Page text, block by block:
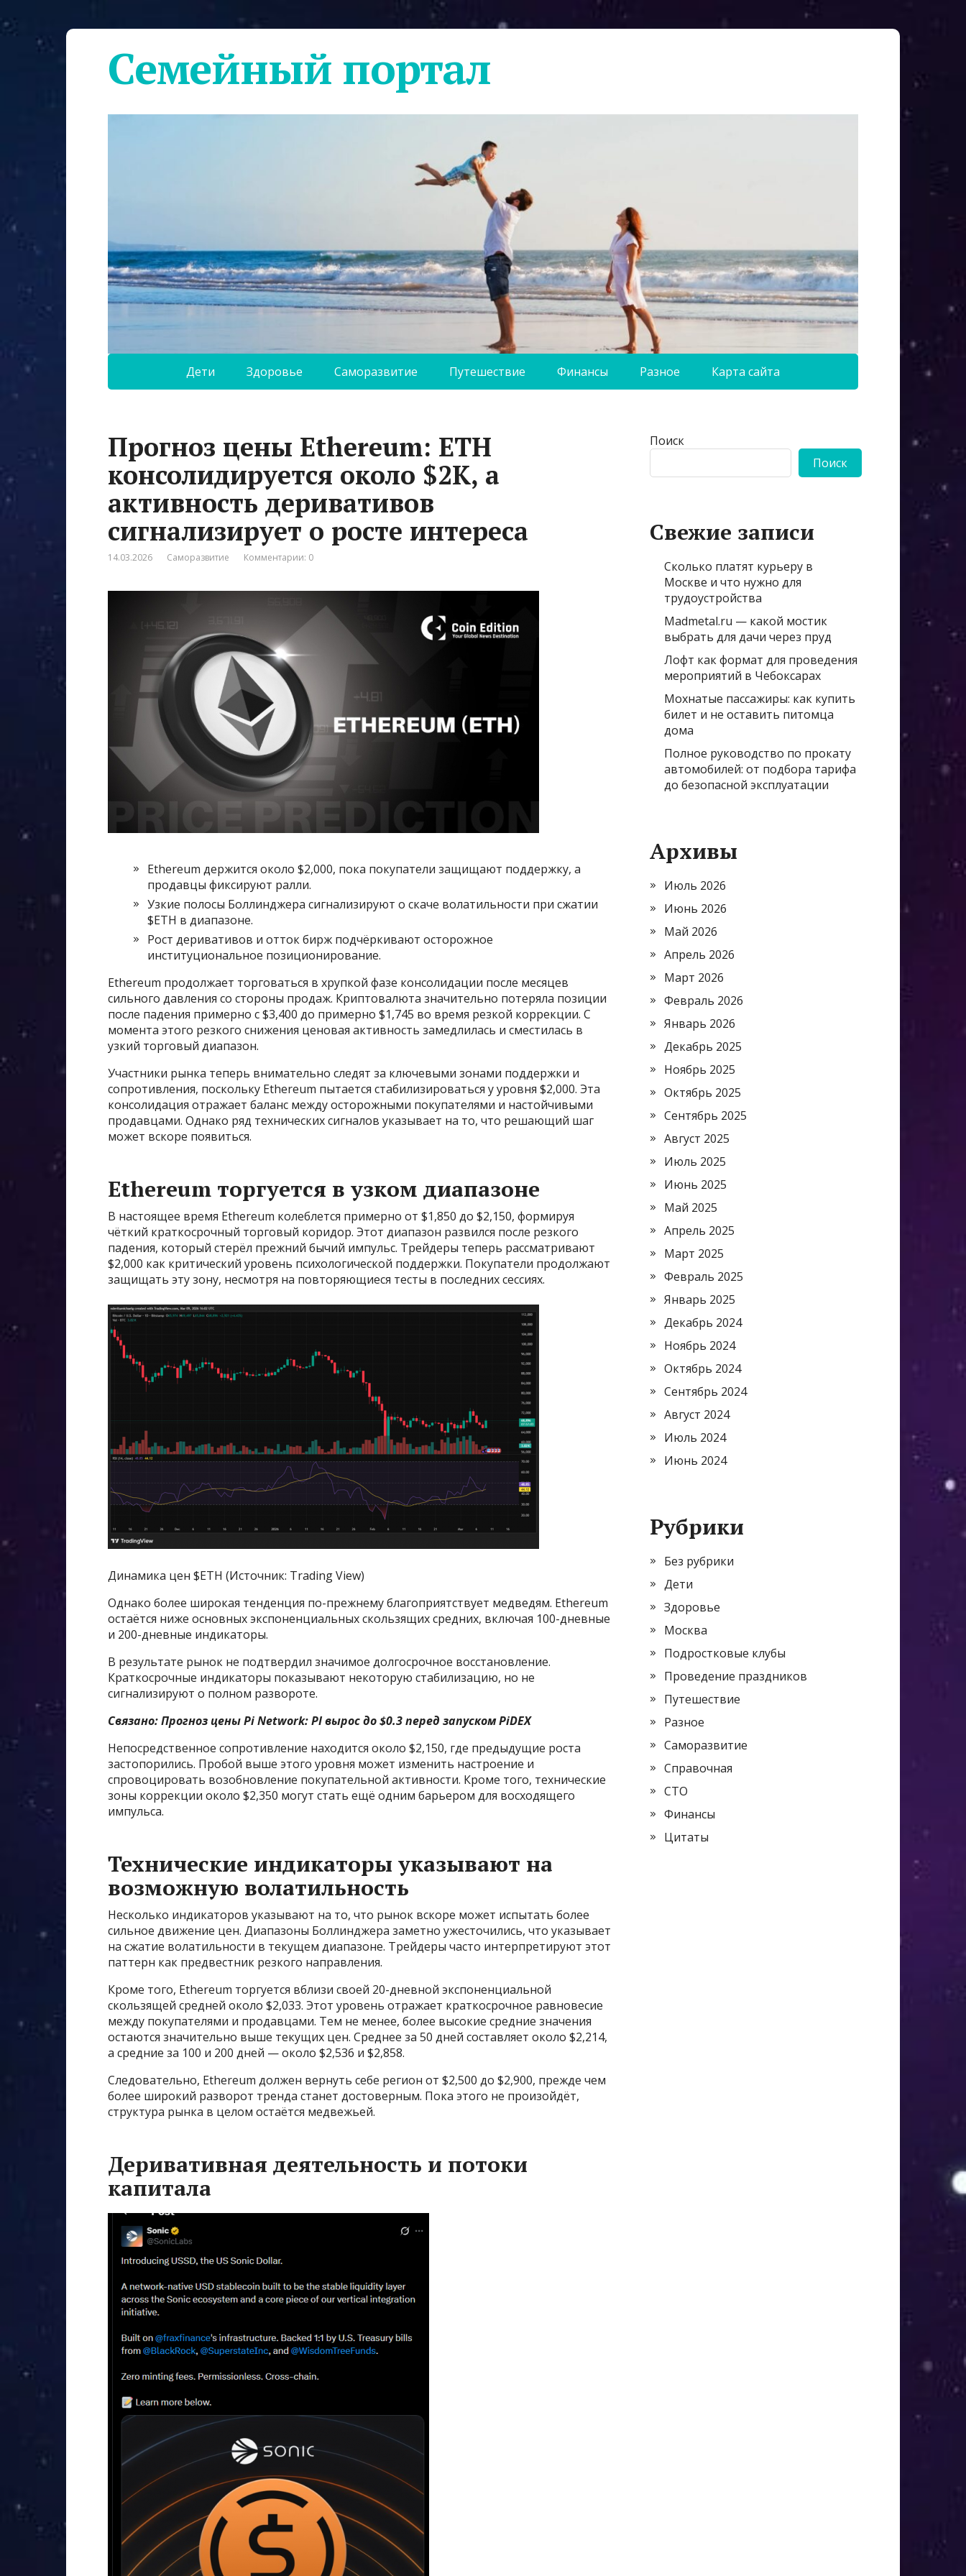
Семейный портал
Дети Здоровье Саморазвитие Путешествие Финансы Разное Карта сайта
Прогноз цены Ethereum: ETH
консолидируется около $2K, а
активность деривативов
сигнализирует о росте интереса
14.03.2026 Саморазвитие Комментарии: 0
Ethereum держится около $2,000, пока покупатели защищают поддержку, а
продавцы фиксируют ралли.
Узкие полосы Боллинджера сигнализируют о скаче волатильности при сжатии
$ETH в диапазоне.
Рост деривативов и отток бирж подчёркивают осторожное
институциональное позиционирование.
Ethereum продолжает торговаться в хрупкой фазе консолидации после месяцев
сильного давления со стороны продаж. Криптовалюта значительно потеряла позиции
после падения примерно с $3,400 до примерно $1,745 во время резкой коррекции. С
момента этого резкого снижения ценовая активность замедлилась и сместилась в
узкий торговый диапазон.
Участники рынка теперь внимательно следят за ключевыми зонами поддержки и
сопротивления, поскольку Ethereum пытается стабилизироваться у уровня $2,000. Эта
консолидация отражает баланс между осторожными покупателями и настойчивыми
продавцами. Однако ряд технических сигналов указывает на то, что решающий шаг
может вскоре появиться.
Ethereum торгуется в узком диапазоне
В настоящее время Ethereum колеблется примерно от $1,850 до $2,150, формируя
чёткий краткосрочный торговый коридор. Этот диапазон развился после резкого
падения, который стерёл прежний бычий импульс. Трейдеры теперь рассматривают
$2,000 как критический уровень психологической поддержки. Покупатели продолжают
защищать эту зону, несмотря на повторяющиеся тесты в последних сессиях.
Динамика цен $ETH (Источник: Trading View)
Однако более широкая тенденция по-прежнему благоприятствует медведям. Ethereum
остаётся ниже основных экспоненциальных скользящих средних, включая 100-дневные
и 200-дневные индикаторы.
В результате рынок не подтвердил значимое долгосрочное восстановление.
Краткосрочные индикаторы показывают некоторую стабилизацию, но не
сигнализируют о полном развороте.
Связано: Прогноз цены Pi Network: PI вырос до $0.3 перед запуском PiDEX
Непосредственное сопротивление находится около $2,150, где предыдущие роста
застопорились. Пробой выше этого уровня может изменить настроение и
спровоцировать возобновление покупательной активности. Кроме того, технические
зоны коррекции около $2,350 могут стать ещё одним барьером для восходящего
импульса.
Технические индикаторы указывают на
возможную волатильность
Несколько индикаторов указывают на то, что рынок вскоре может испытать более
сильное движение цен. Диапазоны Боллинджера заметно ужесточились, что указывает
на сжатие волатильности в текущем диапазоне. Трейдеры часто интерпретируют этот
паттерн как предвестник резкого направления.
Кроме того, Ethereum торгуется вблизи своей 20-дневной экспоненциальной
скользящей средней около $2,033. Этот уровень отражает краткосрочное равновесие
между покупателями и продавцами. Тем не менее, более высокие средние значения
остаются значительно выше текущих цен. Среднее за 50 дней составляет около $2,214,
а средние за 100 и 200 дней — около $2,536 и $2,858.
Следовательно, Ethereum должен вернуть себе регион от $2,500 до $2,900, прежде чем
более широкий разворот тренда станет достоверным. Пока этого не произойдёт,
структура рынка в целом остаётся медвежьей.
Деривативная деятельность и потоки
капитала
Поиск
Поиск
Свежие записи
Сколько платят курьеру в
Москве и что нужно для
трудоустройства
Madmetal.ru — какой мостик
выбрать для дачи через пруд
Лофт как формат для проведения
мероприятий в Чебоксарах
Мохнатые пассажиры: как купить
билет и не оставить питомца
дома
Полное руководство по прокату
автомобилей: от подбора тарифа
до безопасной эксплуатации
Архивы
Июль 2026
Июнь 2026
Май 2026
Апрель 2026
Март 2026
Февраль 2026
Январь 2026
Декабрь 2025
Ноябрь 2025
Октябрь 2025
Сентябрь 2025
Август 2025
Июль 2025
Июнь 2025
Май 2025
Апрель 2025
Март 2025
Февраль 2025
Январь 2025
Декабрь 2024
Ноябрь 2024
Октябрь 2024
Сентябрь 2024
Август 2024
Июль 2024
Июнь 2024
Рубрики
Без рубрики
Дети
Здоровье
Москва
Подростковые клубы
Проведение праздников
Путешествие
Разное
Саморазвитие
Справочная
СТО
Финансы
Цитаты